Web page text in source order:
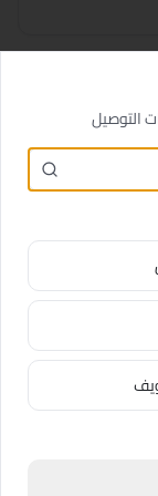
التوصيل